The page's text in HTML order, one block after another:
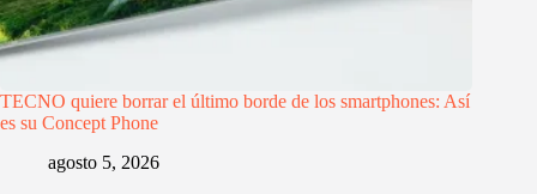
TECNO quiere borrar el último borde de los smartphones: Así
es su Concept Phone
agosto 5, 2026